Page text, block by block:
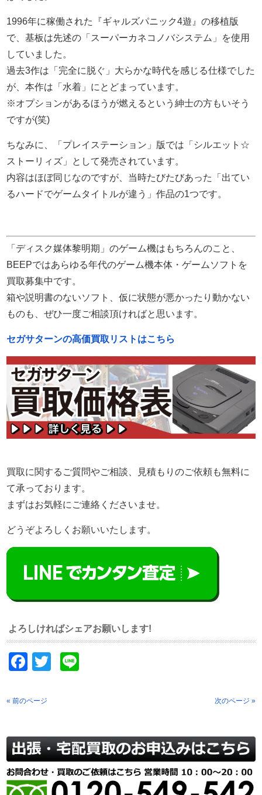
1996年に稼働された『ギャルズパニック4遊』の移植版
で、基板は先述の「スーパーカネコノバシステム」を使用
していました。
過去3作は「完全に脱ぐ」大らかな時代を感じる仕様でした
が、本作は「水着」にとどまっています。
※オプションがあるほうが燃えるという紳士の方もいそう
ですが(笑)
ちなみに、「プレイステーション」版では「シルエット☆
ストーリィズ」として発売されています。
内容はほぼ同じなのですが、当時たびたびあった「出てい
るハードでゲームタイトルが違う」作品の1つです。
「ディスク媒体黎明期」のゲーム機はもちろんのこと、
BEEPではあらゆる年代のゲーム機本体・ゲームソフトを
買取募集中です。
箱や説明書のないソフト、仮に状態が悪かったり動かない
ものも、ぜひ一度ご相談頂ければと思います。
セガサターンの高価買取リストはこちら
買取に関するご質問やご相談、見積もりのご依頼も無料に
て承っております。
まずはお気軽にご連絡くださいませ。
どうぞよろしくお願いいたします。
よろしければシェアお願いします!
Facebook
Twitter
« 前のページ 次のページ »